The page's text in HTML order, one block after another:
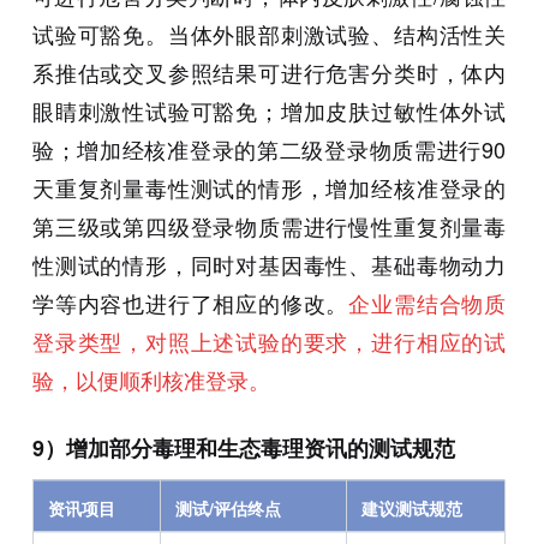
试验可豁免。当体外眼部刺激试验、结构活性关
系推估或交叉参照结果可进行危害分类时，体内
眼睛刺激性试验可豁免；增加皮肤过敏性体外试
验；增加经核准登录的第二级登录物质需进行90
天重复剂量毒性测试的情形，增加经核准登录的
第三级或第四级登录物质需进行慢性重复剂量毒
性测试的情形，同时对基因毒性、基础毒物动力
学等内容也进行了相应的修改。企业需结合物质
登录类型，对照上述试验的要求，进行相应的试
验，以便顺利核准登录。
9）增加部分毒理和生态毒理资讯的测试规范
资讯项目 测试/评估终点 建议测试规范